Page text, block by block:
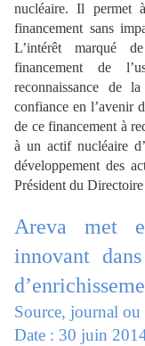
nucléaire. Il permet
financement sans
L’intérêt marqué
financement de
reconnaissance de
confiance en l’avenir
de ce financement à
à un actif nucléaire
développement des
Président du
Areva met
innovant
Source, journal ou
Date : 30 juin